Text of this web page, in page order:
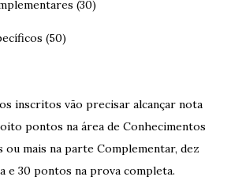
(30)
(50)
inscritos vão precisar alcançar nota
pontos na área de Conhecimentos
ou mais na parte Complementar, dez
e 30 pontos na prova completa.